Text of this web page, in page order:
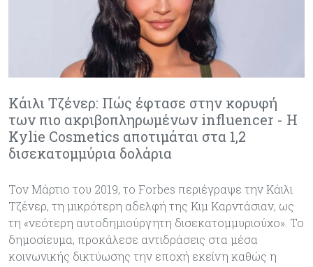
Κάιλι Τζένερ: Πώς έφτασε στην κορυφή
των πιο ακριβοπληρωμένων influencer - H
Kylie Cosmetics αποτιμάται στα 1,2
δισεκατομμύρια δολάρια
Τον Μάρτιο του 2019, το Forbes περιέγραψε την Κάιλι
Τζένερ, τη μικρότερη αδελφή της Κιμ Καρντάσιαν, ως
τη «νεότερη αυτοδημιούργητη δισεκατομμυριούχο». Το
δημοσίευμα, προκάλεσε αντιδράσεις στα μέσα
κοινωνικής δικτύωσης την εποχή εκείνη καθώς η